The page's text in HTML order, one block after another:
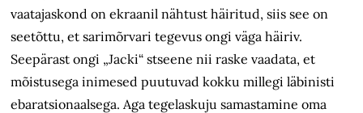
vaatajaskond on ekraanil nähtust häiritud, siis see on
seetõttu, et sarimõrvari tegevus ongi väga häiriv.
Seepärast ongi „Jacki“ stseene nii raske vaadata, et
mõistusega inimesed puutuvad kokku millegi läbinisti
ebaratsionaalsega. Aga tegelaskuju samastamine oma